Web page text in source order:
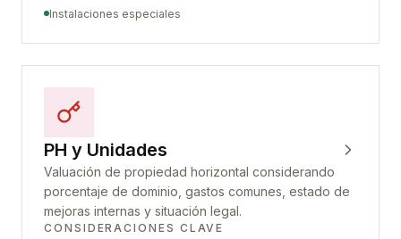
Instalaciones especiales
PH y Unidades
Valuación de propiedad horizontal considerando
porcentaje de dominio, gastos comunes, estado de
mejoras internas y situación legal.
CONSIDERACIONES CLAVE